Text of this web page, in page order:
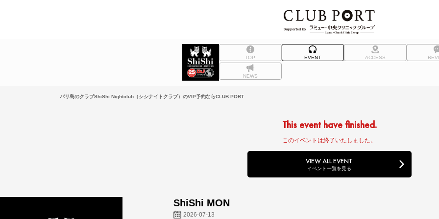
TOP EVENT ACCESS
NEWS
バリ島のクラブShiShi Nightclub（シシナイトクラブ）のVIP予約ならCLUB PORT
This event have finished.
このイベントは終了いたしました。
VIEW ALL EVENT
イベント一覧を見る
ShiShi MON
2026-07-13